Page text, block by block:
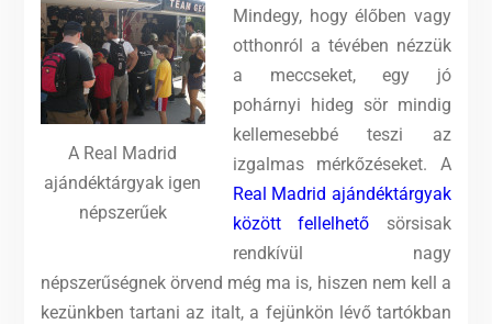
A Real Madrid
ajándéktárgyak igen
népszerűek
Mindegy, hogy élőben vagy
otthonról a tévében nézzük
a meccseket, egy jó
pohárnyi hideg sör mindig
kellemesebbé teszi az
izgalmas mérkőzéseket. A
Real Madrid ajándéktárgyak
között fellelhető sörsisak
rendkívül nagy
népszerűségnek örvend még ma is, hiszen nem kell a
kezünkben tartani az italt, a fejünkön lévő tartókban